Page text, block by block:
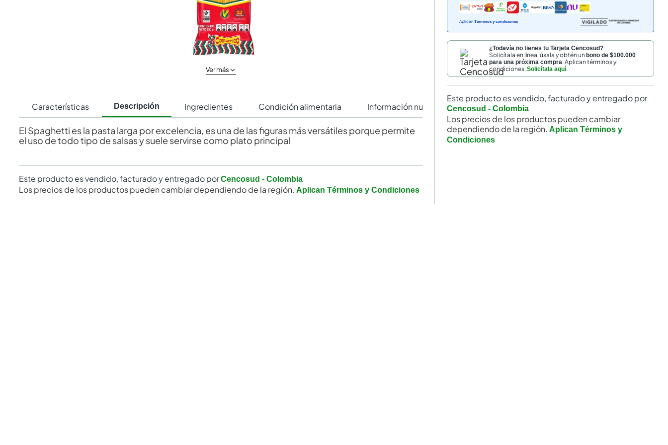
Ver más
Características Descripción Ingredientes Condición alimentaria Información nutricional
El Spaghetti es la pasta larga por excelencia, es una de las figuras más versátiles porque permite
el uso de todo tipo de salsas y suele servirse como plato principal
Este producto es vendido, facturado y entregado porCencosud - Colombia
Los precios de los productos pueden cambiar dependiendo de la región. Aplican Términos y Condiciones
Aplican Términos y condiciones
¿Todavía no tienes tu Tarjeta Cencosud?
Solicítala en línea, úsala y obtén unbono de $100.000
para una próxima compra. Aplican términos y
condiciones.Solicítala aquí.
Este producto es vendido, facturado y entregado por
Cencosud - Colombia
Los precios de los productos pueden cambiar
dependiendo de la región. Aplican Términos y
Condiciones